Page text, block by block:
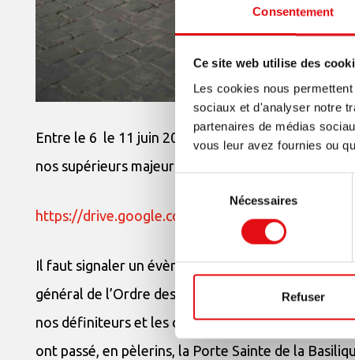
Consentement
Ce site web utilise des
Les cookies nous
sociaux et d'analyser notre
partenaires de médias
vous leur avez fournies ou
consentement
Nécessaires
Refuser
Entre le 6 le 11 juin 2016, a eu lieu la cinquième
nos supérieurs majeurs ont envoyé une lettre
https://drive.google.com/
Il faut signaler un évènement particulier : le
général de l’Ordre des Carmes (O.Carm),
nos définiteurs et les conseillers généraux de
ont passé, en pèlerins, la Porte Sainte de la